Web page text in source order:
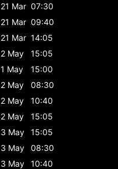
21 Mar 07:30
21 Mar 09:40
21 Mar 14:05
2 May
15:05
1 May
15:00
2 May
08:30
2 May
10:40
2 May
15:05
3 May
15:05
3 May
08:30
3 May
10:40